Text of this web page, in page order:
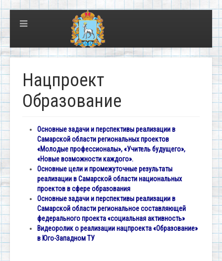
Нацпроект
Образование
Основные задачи и перспективы реализации в
Самарской области региональных проектов
«Молодые профессионалы», «Учитель будущего»,
«Новые возможности каждого».
Основные цели и промежуточные результаты
реализации в Самарской области национальных
проектов в сфере образования
Основные задачи и перспективы реализации в
Самарской области региональное составляющей
федерального проекта «социальная активность»
Видеоролик о реализации нацпроекта «Образование»
в Юго-Западном ТУ